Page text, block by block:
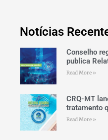
Notícias
Conselho
publica
Read More »
CRQ-MT
tratamento
Read More »